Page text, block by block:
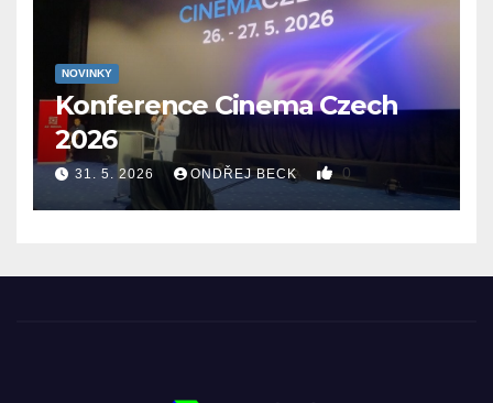
NOVINKY
Konference Cinema Czech
2026
31. 5. 2026 ONDŘEJ BECK 0